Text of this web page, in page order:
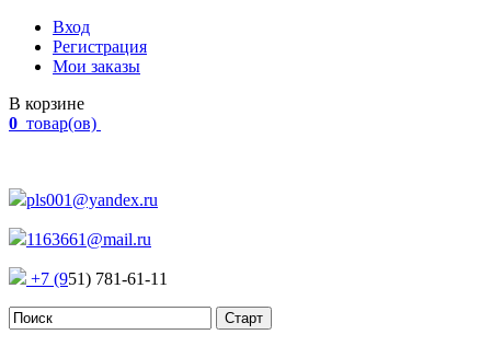
Вход
Регистрация
Мои заказы
В корзине
0 товар(ов)
pls001@yandex.ru
1163661@mail.ru
+7 (951) 781-61-11